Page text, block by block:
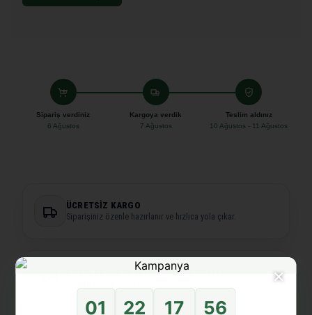
Sipariş verdiniz
6 Ağustos
Kargoya verdik
7 Ağustos
Teslim aldınız
10 Ağustos - 11 Ağustos
ÜCRETSIZ KARGO
Siparişiniz özenle hazırlanır ve hızlıca yola çıkar.
KOŞULSUZ, ŞARTSIZ İADE GARANTISI
×
01 22 17 56